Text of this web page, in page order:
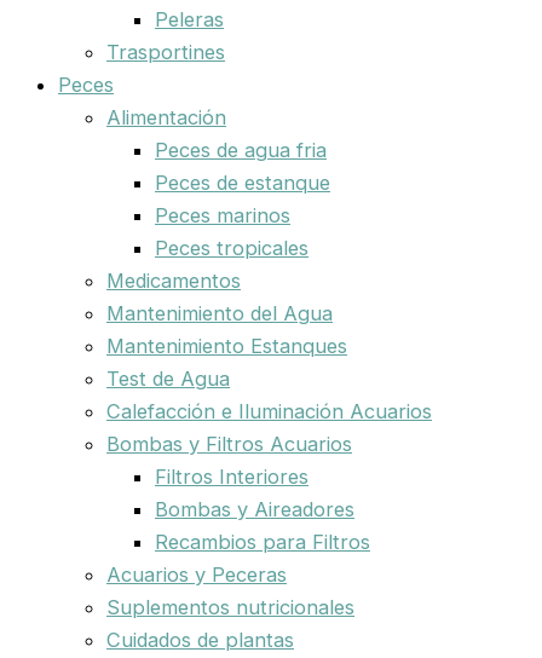
Peleras
Trasportines
Peces
Alimentación
Peces de agua fria
Peces de estanque
Peces marinos
Peces tropicales
Medicamentos
Mantenimiento del Agua
Mantenimiento Estanques
Test de Agua
Calefacción e Iluminación Acuarios
Bombas y Filtros Acuarios
Filtros Interiores
Bombas y Aireadores
Recambios para Filtros
Acuarios y Peceras
Suplementos nutricionales
Cuidados de plantas